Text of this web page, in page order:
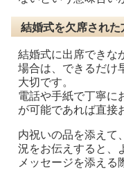
結婚式を欠席され
結婚式に出席できな
場合は、できるだけ
大切です。
電話や手紙で丁寧に
が可能であれば直接
内祝いの品を添えて
況をお伝えすると、
メッセージを添える